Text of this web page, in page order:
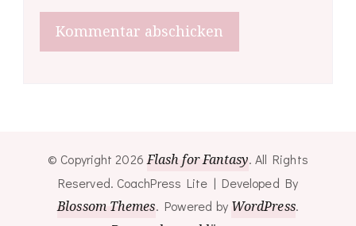
© Copyright 2026 Flash for Fantasy. All Rights
Reserved. CoachPress Lite | Developed By
Blossom Themes. Powered by WordPress.